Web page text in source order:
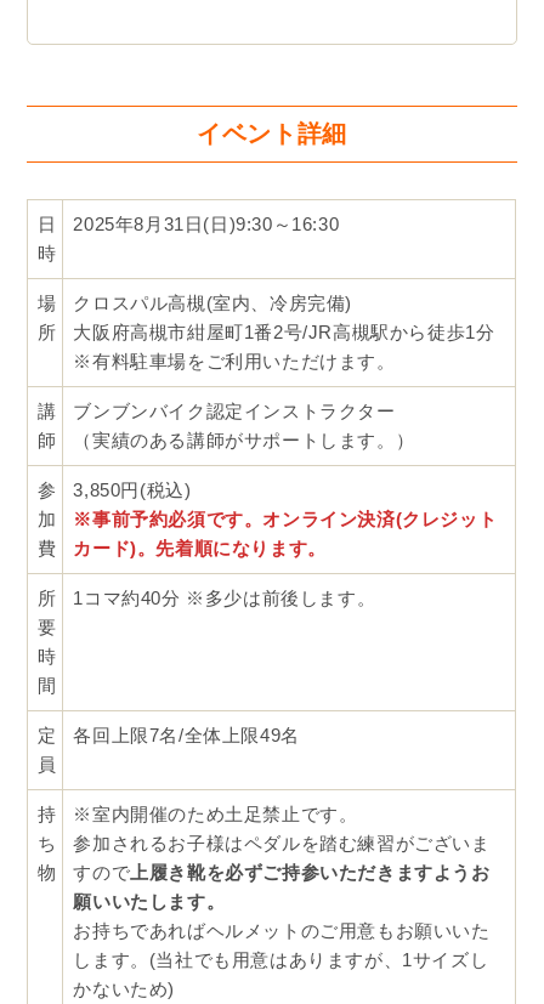
イベント詳細
日
時
2025年8月31日(日)9:30～16:30
場
所
クロスパル高槻(室内、冷房完備)
大阪府高槻市紺屋町1番2号/JR高槻駅から徒歩1分
※有料駐車場をご利用いただけます。
講
師
ブンブンバイク認定インストラクター
（実績のある講師がサポートします。）
参
加
費
3,850円(税込)
※事前予約必須です。オンライン決済(クレジット
カード)。先着順になります。
所
要
時
間
1コマ約40分 ※多少は前後します。
定
員
各回上限7名/全体上限49名
持
ち
物
※室内開催のため土足禁止です。
参加されるお子様はペダルを踏む練習がございま
すので 上履き靴を必ずご持参いただきますようお
願いいたします。
お持ちであればヘルメットのご用意もお願いいた
します。(当社でも用意はありますが、1サイズし
かないため)